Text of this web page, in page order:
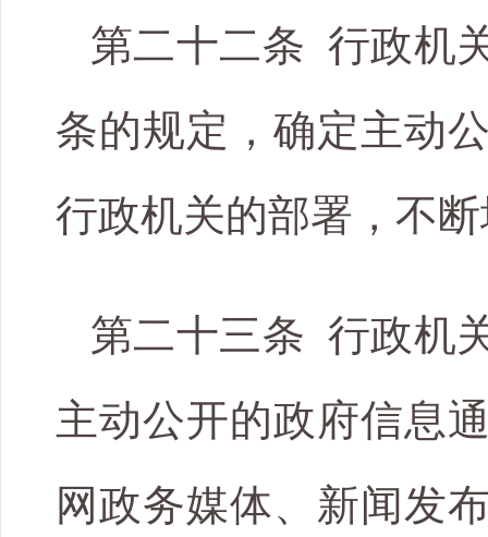
第二十二条 行政机
条的规定，确定主动
行政机关的部署，不
第二十三条 行政机
主动公开的政府信息
网政务媒体、新闻发